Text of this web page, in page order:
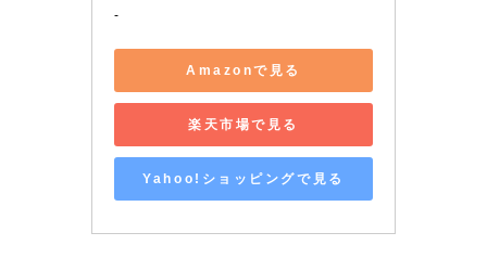
-
Amazonで見る
楽天市場で見る
Yahoo!ショッピングで見る